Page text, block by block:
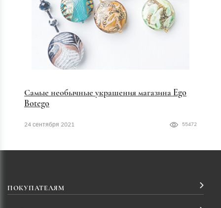
Самые необычные украшения магазина Ego
Botego
24 сентября 2021 55472
ПОКУПАТЕЛЯМ